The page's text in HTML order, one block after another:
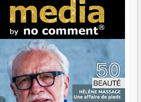
et rentrer chez soi satisfait. Mais ce
d'une chose essentielle. La fougue, ça
ça brûle vite. Une flamme sans
autant qu'elle peut consumer. C'est
en scène — pas pour reprendre le
montrer où sont les récifs. Les jeunes
ont l'expérience, comme on dit. Ce
de générations — c'est une question
vos réussites, mais aussi vos échecs.
d'ailleurs — ils enseignent mieux que
À Madagascar, la barque avance.
que tout le monde rame dans le